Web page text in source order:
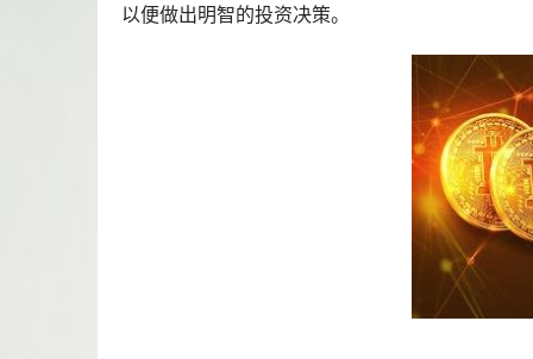
以便做出明智的投资决策。